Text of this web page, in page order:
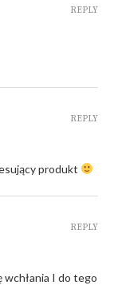
REPLY
produkt
REPLY
wchłania I do tego
REPLY